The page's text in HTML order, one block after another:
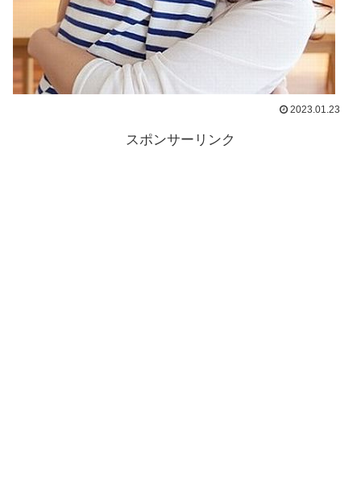
2023.01.23
スポンサーリンク